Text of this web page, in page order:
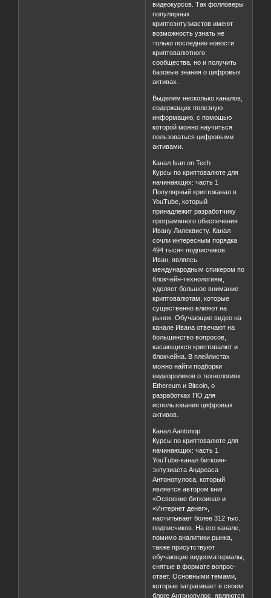
видеокурсов. Так фолловеры
популярных
криптоэнтузиастов имеют
возможность узнать не
только последние новости
криптовалютного
сообщества, но и получить
базовые знания о цифровых
активах.
Выделим несколько каналов,
содержащих полезную
информацию, с помощью
которой можно научиться
пользоваться цифровыми
активами.
Канал Ivan on Tech
Курсы по криптовалюте для
начинающих: часть 1
Популярный криптоканал в
YouTube, который
принадлежит разработчику
программного обеспечения
Ивану Лилеквисту. Канал
сочли интересным порядка
494 тысяч подписчиков.
Иван, являясь
международным спикером по
блокчейн-технологиям,
уделяет большое внимание
криптовалютам, которые
существенно влияют на
рынок. Обучающие видео на
канале Ивана отвечают на
большинство вопросов,
касающихся криптовалют и
блокчейна. В плейлистах
можно найти подборки
видеороликов о технологиях
Ethereum и Bitcoin, о
разработках ПО для
использования цифровых
активов.
Канал Aantonop
Курсы по криптовалюте для
начинающих: часть 1
YouTube-канал биткоин-
энтузиаста Андреаса
Антонопулоса, который
является автором книг
«Освоение биткоина» и
«Интернет денег»,
насчитывает более 312 тыс.
подписчиков. На его канале,
помимо аналитики рынка,
также присутствуют
обучающие видеоматериалы,
снятые в формате вопрос-
ответ. Основными темами,
которые затрагивает в своем
блоге Антонопулос, являются